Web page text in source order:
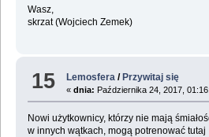
Wasz,
skrzat (Wojciech Zemek)
15 Lemosfera /Przywitaj się
«dnia: Października 24, 2017,
Nowi użytkownicy, którzy nie mają
w innych wątkach, mogą potrenować tutaj